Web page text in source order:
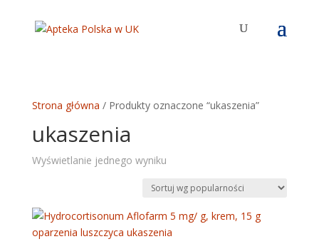
Strona główna / Produkty oznaczone “ukaszenia”
ukaszenia
Wyświetlanie jednego wyniku